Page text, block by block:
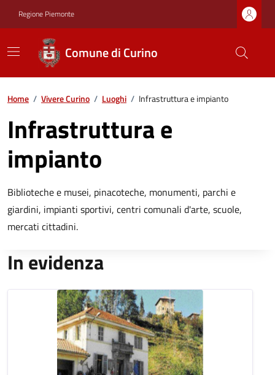
Regione Piemonte
Comune di Curino
Home / Vivere Curino / Luoghi / Infrastruttura e impianto
Infrastruttura e
impianto
Biblioteche e musei, pinacoteche, monumenti, parchi e
giardini, impianti sportivi, centri comunali d'arte, scuole,
mercati cittadini.
In evidenza